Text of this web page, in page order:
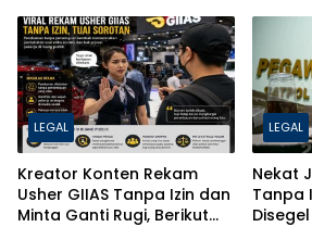
LEGAL
Kreator Konten Rekam
Usher GIIAS Tanpa Izin dan
Minta Ganti Rugi, Berikut
LEGAL
Nekat
Tanpa